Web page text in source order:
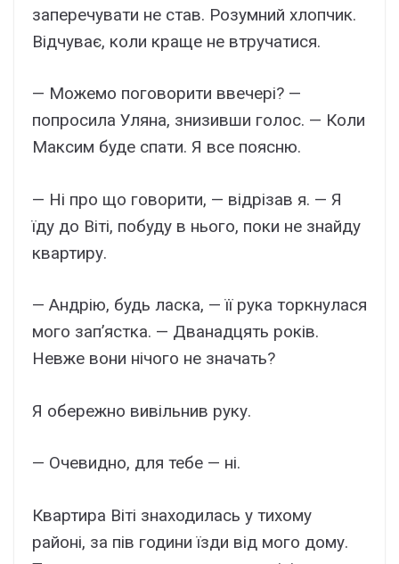
заперечувати не став. Розумний хлопчик.
Відчуває, коли краще не втручатися.
— Можемо поговорити ввечері? —
попросила Уляна, знизивши голос. — Коли
Максим буде спати. Я все поясню.
— Ні про що говорити, — відрізав я. — Я
їду до Віті, побуду в нього, поки не знайду
квартиру.
— Андрію, будь ласка, — її рука торкнулася
мого зап’ястка. — Дванадцять років.
Невже вони нічого не значать?
Я обережно вивільнив руку.
— Очевидно, для тебе — ні.
Квартира Віті знаходилась у тихому
районі, за пів години їзди від мого дому.